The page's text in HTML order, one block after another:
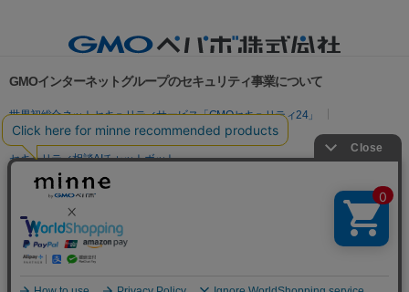
GMOインターネットグループのセキュリティ事業について
世界初総合ネットセキュリティサービス「GMOセキュリティ24」
パスワード漏洩診断
Webサイトリスク診断
セキュリティ相談AIチャットボット
実在証明・盗聴対策
サイバー攻撃対策（GMO Flatt Security）
セキュリティ事業の軌跡